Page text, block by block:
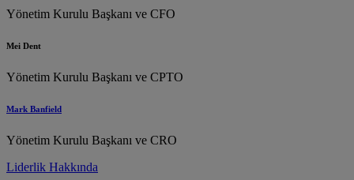
Yönetim Kurulu Başkanı ve CFO
Mei Dent
Yönetim Kurulu Başkanı ve CPTO
Mark Banfield
Yönetim Kurulu Başkanı ve CRO
Liderlik Hakkında